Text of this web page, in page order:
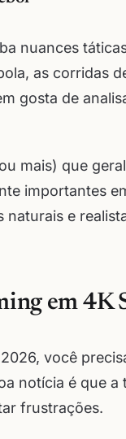
nuances
as corridas
gosta de
mais) que
importantes
e
em 4K
você
notícia é que
frustrações.